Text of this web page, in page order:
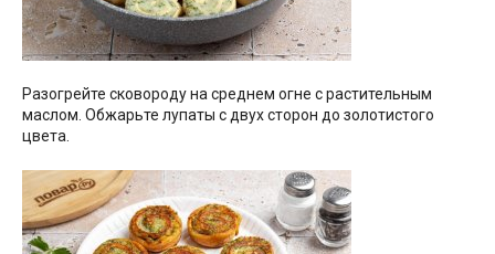
Разогрейте сковороду на среднем огне с растительным
маслом. Обжарьте лупаты с двух сторон до золотистого
цвета.